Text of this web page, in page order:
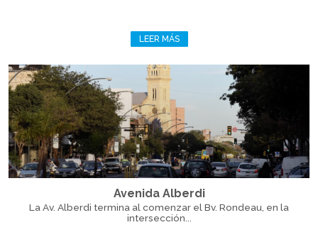
LEER MÁS
Avenida Alberdi
La Av. Alberdi termina al comenzar el Bv. Rondeau, en la
intersección...